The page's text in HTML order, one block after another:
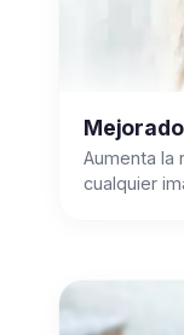
Aumenta la
cualquier